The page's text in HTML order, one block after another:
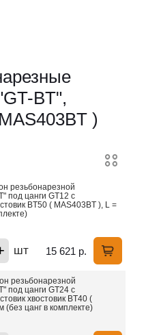
BT",
)
резьбонарезной
под цанги GT12 с
BT50 ( MAS403BT ), L =
шт 15 621 р.
резьбонарезной
под цанги GT24 с
хвостовик BT40 (
(без цанг в комплекте)